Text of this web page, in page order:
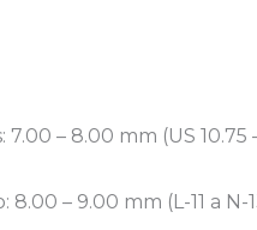
– 8.00 mm (US 10.75 –
– 9.00 mm (L-11 a N-